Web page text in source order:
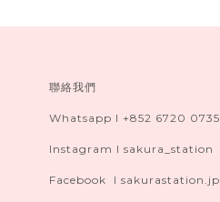
聯絡我們
Whatsapp I +852 6720 0735
Instagram I sakura_station
Facebook I sakurastation.jp